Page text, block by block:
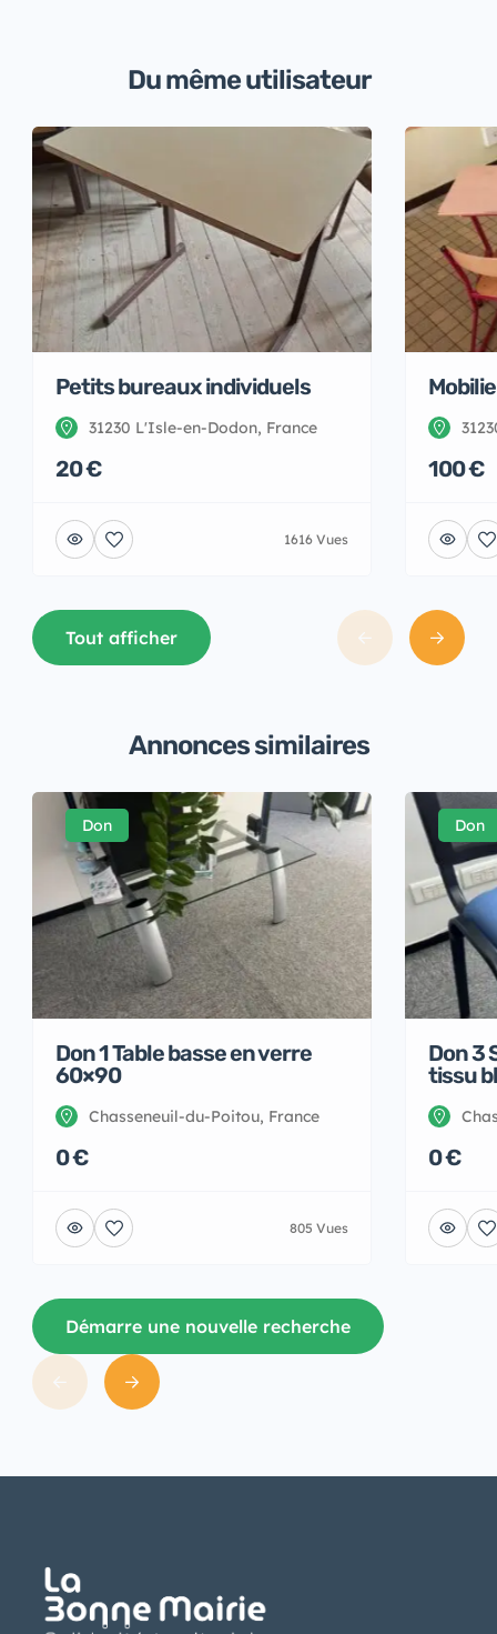
Du même utilisateur
Petits bureaux individuels
31230 L'Isle-en-Dodon, France
20 €
1616 Vues
100 €
Tout afficher
Annonces similaires
Don
Don 1 Table basse en verre
60×90
Chasseneuil-du-Poitou, France
0 €
805 Vues
Don
Don 3
tissu
0 €
Démarre une nouvelle recherche